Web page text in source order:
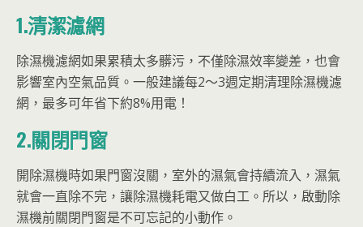
1.清潔濾網
除濕機濾網如果累積太多髒污，不僅除濕效率變差，也會
影響室內空氣品質。一般建議每2～3週定期清理除濕機濾
網，最多可年省下約8%用電！
2.關閉門窗
開除濕機時如果門窗沒關，室外的濕氣會持續流入，濕氣
就會一直除不完，讓除濕機耗電又做白工。所以，啟動除
濕機前關閉門窗是不可忘記的小動作。